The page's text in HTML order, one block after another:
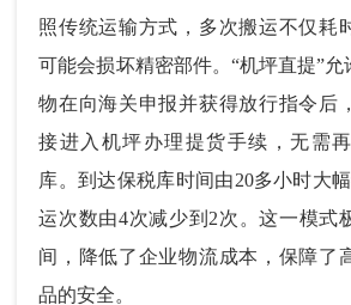
照传统运输方式，多次搬运不仅耗
可能会损坏精密部件。“机坪直提”
物在向海关申报并获得放行指令后
接进入机坪办理提货手续，无需
库。到达保税库时间由20多小时大
运次数由4次减少到2次。这一模式
间，降低了企业物流成本，保障了
品的安全。